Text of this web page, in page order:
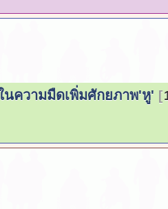
นความมืดเพิ่มศักยภาพ'หู'